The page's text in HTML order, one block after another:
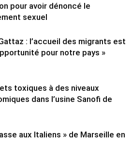
pour avoir dénoncé le
sexuel
: l’accueil des migrants est
pour notre pays »
toxiques à des niveaux
dans l’usine Sanofi de
aux Italiens » de Marseille en